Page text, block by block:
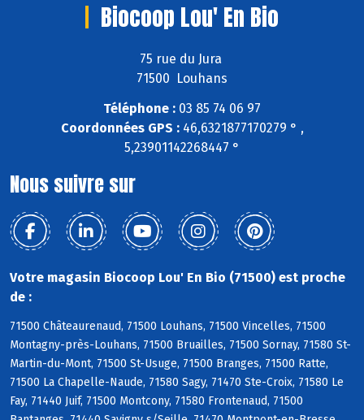
Biocoop Lou' En Bio
75 rue du Jura
71500 Louhans
Téléphone : 03 85 74 06 97
Coordonnées GPS :46,6321877170279 ° ,
5,23901142268447 °
Nous suivre sur
Votre magasin Biocoop Lou' En Bio (71500) est proche
de :
71500 Châteaurenaud, 71500 Louhans, 71500 Vincelles, 71500
Montagny-près-Louhans, 71500 Bruailles, 71500 Sornay, 71580 St-
Martin-du-Mont, 71500 St-Usuge, 71500 Branges, 71500 Ratte,
71500 La Chapelle-Naude, 71580 Sagy, 71470 Ste-Croix, 71580 Le
Fay, 71440 Juif, 71500 Montcony, 71580 Frontenaud, 71500